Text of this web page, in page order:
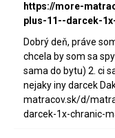
https://more-
plus-11--darcek-
Dobrý deň, práve
chcela by som sa
sama do bytu) 2. ci
nejaky iny darcek
matracov.sk/d/
darcek-1x-chranic-